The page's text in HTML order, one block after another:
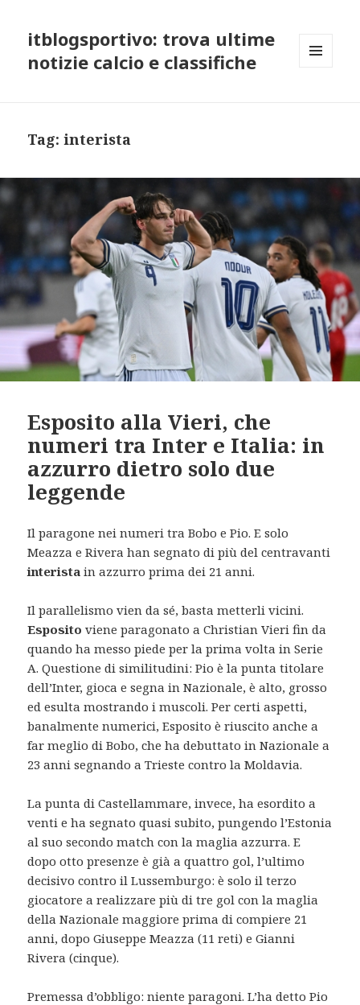
itblogsportivo: trova ultime
notizie calcio e classifiche
Tag:interista
Esposito alla Vieri, che
numeri tra Inter e Italia: in
azzurro dietro solo due
leggende
Il paragone nei numeri tra Bobo e Pio. E solo
Meazza e Rivera han segnato di più del centravanti
interista in azzurro prima dei 21 anni.
Il parallelismo vien da sé, basta metterli vicini.
Esposito viene paragonato a Christian Vieri fin da
quando ha messo piede per la prima volta in Serie
A. Questione di similitudini: Pio è la punta titolare
dell’Inter, gioca e segna in Nazionale, è alto, grosso
ed esulta mostrando i muscoli. Per certi aspetti,
banalmente numerici, Esposito è riuscito anche a
far meglio di Bobo, che ha debuttato in Nazionale a
23 anni segnando a Trieste contro la Moldavia.
La punta di Castellammare, invece, ha esordito a
venti e ha segnato quasi subito, pungendo l’Estonia
al suo secondo match con la maglia azzurra. E
dopo otto presenze è già a quattro gol, l’ultimo
decisivo contro il Lussemburgo: è solo il terzo
giocatore a realizzare più di tre gol con la maglia
della Nazionale maggiore prima di compiere 21
anni, dopo Giuseppe Meazza (11 reti) e Gianni
Rivera (cinque).
Premessa d’obbligo: niente paragoni. L’ha detto Pio